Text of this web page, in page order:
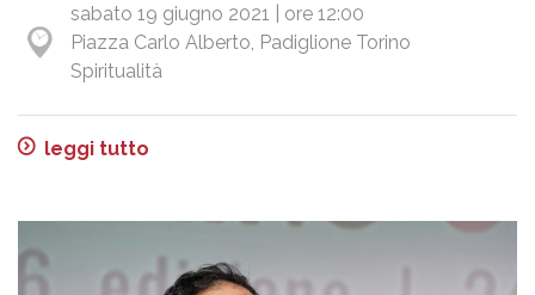
sabato 19 giugno 2021 | ore 12:00
Piazza Carlo Alberto, Padiglione Torino
Spiritualità
leggi tutto